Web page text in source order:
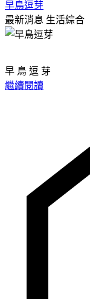
早鳥逗芽
最新消息 生活綜合
早 鳥 逗 芽
繼續閱讀